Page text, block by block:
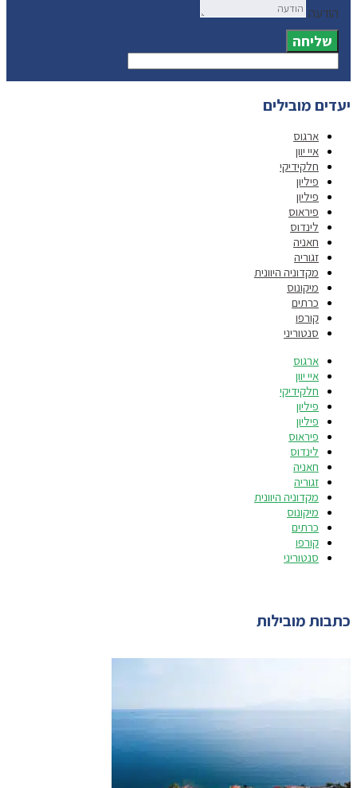
הודעה
שליחה
יעדים מובילים
ארגוס
איי יוון
חלקידיקי
פיליון
פיליון
פיראוס
לינדוס
חאניה
זגוריה
מקדוניה היוונית
מיקונוס
כרתים
קורפו
סנטוריני
ארגוס
איי יוון
חלקידיקי
פיליון
פיליון
פיראוס
לינדוס
חאניה
זגוריה
מקדוניה היוונית
מיקונוס
כרתים
קורפו
סנטוריני
כתבות מובילות